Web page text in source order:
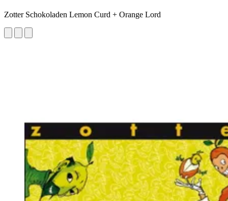
Zotter Schokoladen Lemon Curd + Orange Lord